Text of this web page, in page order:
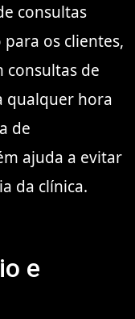
consultas
os clientes,
consultas de
qualquer hora
de
ajuda a evitar
da clínica.
e